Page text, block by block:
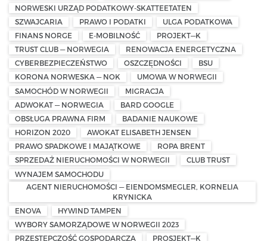
NORWESKI URZĄD PODATKOWY-SKATTEETATEN
SZWAJCARIA
PRAWO I PODATKI
ULGA PODATKOWA
FINANS NORGE
E-MOBILNOŚĆ
PROJEKT—K
TRUST CLUB — NORWEGIA
RENOWACJA ENERGETYCZNA
CYBERBEZPIECZEŃSTWO
OSZCZĘDNOŚCI
BSU
KORONA NORWESKA — NOK
UMOWA W NORWEGII
SAMOCHÓD W NORWEGII
MIGRACJA
ADWOKAT — NORWEGIA
BARD GOOGLE
OBSŁUGA PRAWNA FIRM
BADANIE NAUKOWE
HORIZON 2020
AWOKAT ELISABETH JENSEN
PRAWO SPADKOWE I MAJĄTKOWE
ROPA BRENT
SPRZEDAŻ NIERUCHOMOŚCI W NORWEGII
CLUB TRUST
WYNAJEM SAMOCHODU
AGENT NIERUCHOMOŚCI — EIENDOMSMEGLER, KORNELIA
KRYNICKA
ENOVA
HYWIND TAMPEN
WYBORY SAMORZĄDOWE W NORWEGII 2023
PRZESTĘPCZOŚĆ GOSPODARCZA
PROSJEKT—K